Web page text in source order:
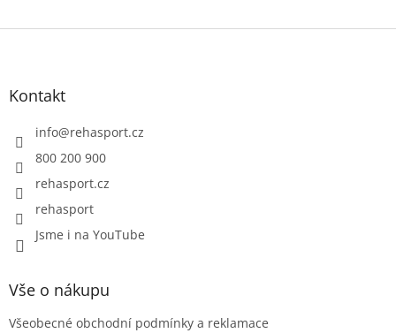
Z
Kontakt
info@rehasport.cz
800 200 900
rehasport.cz
rehasport
Jsme i na YouTube
Vše o nákupu
Všeobecné obchodní podmínky a reklamace